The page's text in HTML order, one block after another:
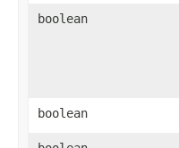
boolean
boolean